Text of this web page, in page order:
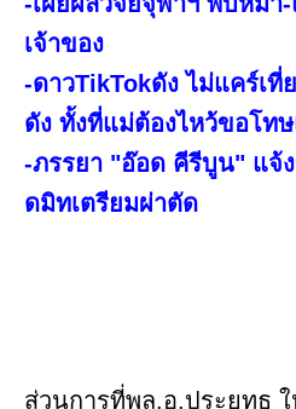
เจ้าของ
-ดาวTikTokดัง ไม่แคร์เที่
ดัง ทั้งที่แม่ต้องไหว้ขอโท
-ภรรยา "อ๊อด คีรีบูน" แจ้
ดมิทเตรียมผ่าตัด
ส่วนการที่พล.อ.ประยุทธ